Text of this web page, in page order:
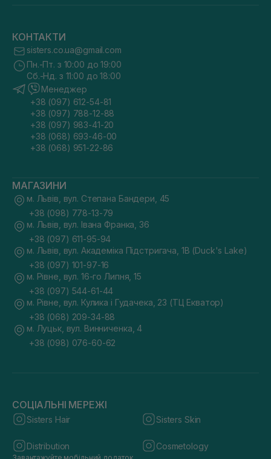
КОНТАКТИ
sisters.co.ua@gmail.com
Пн.-Пт. з 10:00 до 19:00
Сб.-Нд. з 11:00 до 18:00
Менеджер
+38 (097) 612-54-81
+38 (097) 788-12-88
+38 (097) 983-41-20
+38 (068) 693-46-00
+38 (068) 951-22-86
МАГАЗИНИ
м. Львів, вул. Степана Бандери, 45
+38 (098) 778-13-79
м. Львів, вул. Івана Франка, 36
+38 (097) 611-95-94
м. Львів, вул. Академіка Підстригача, 1В (Duck's Lake)
+38 (097) 101-97-16
м. Рівне, вул. 16-го Липня, 15
+38 (097) 544-61-44
м. Рівне, вул. Кулика і Гудачека, 23 (ТЦ Екватор)
+38 (068) 209-34-88
м. Луцьк, вул. Винниченка, 4
+38 (098) 076-60-62
СОЦІАЛЬНІ МЕРЕЖІ
Sisters Hair Sisters Skin
Distribution Cosmetology